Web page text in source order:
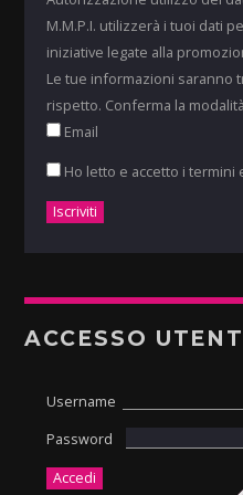
M.M.P.I. utilizzerà i tuoi dati
iniziative legate alla
Le tue informazioni saranno
rispetto. Conferma la
Email
Ho letto e accetto i termini
ACCESSO
Username
Password